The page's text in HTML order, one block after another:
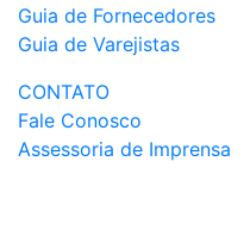
Guia de Fornecedores
Guia de Varejistas
CONTATO
Fale Conosco
Assessoria de Imprensa